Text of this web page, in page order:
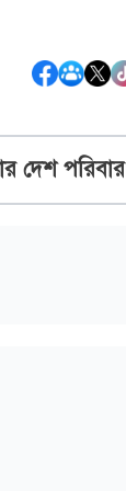
দেশ পরিবার